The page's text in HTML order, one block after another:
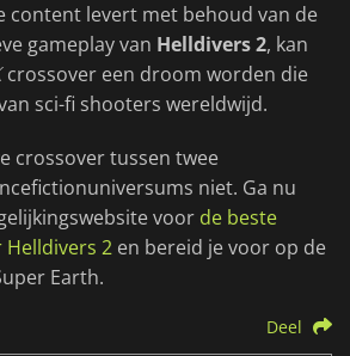
content levert met behoud van de
gameplay van Helldivers 2, kan
crossover een droom worden die
sci-fi shooters wereldwijd.
crossover tussen twee
niet. Ga nu
voor de beste
2 en bereid je voor op de
Earth.
Deel